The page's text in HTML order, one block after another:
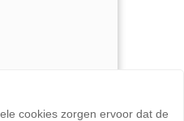
cookies zorgen ervoor dat de